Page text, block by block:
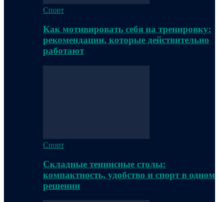
Спорт
Как мотивировать себя на тренировку:
рекомендации, которые действительно
работают
Спорт
Складные теннисные столы:
компактность, удобство и спорт в одном
решении